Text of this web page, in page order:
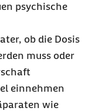
psychische
ob die Dosis
muss oder
einnehmen
wie